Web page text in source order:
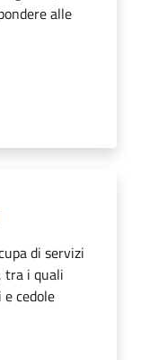
alle
di servizi
tra i quali
cedole